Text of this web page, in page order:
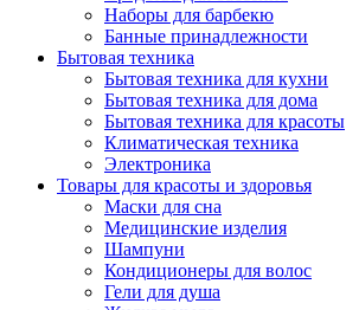
Наборы для барбекю
Банные принадлежности
Бытовая техника
Бытовая техника для кухни
Бытовая техника для дома
Бытовая техника для красоты
Климатическая техника
Электроника
Товары для красоты и здоровья
Маски для сна
Медицинские изделия
Шампуни
Кондиционеры для волос
Гели для душа